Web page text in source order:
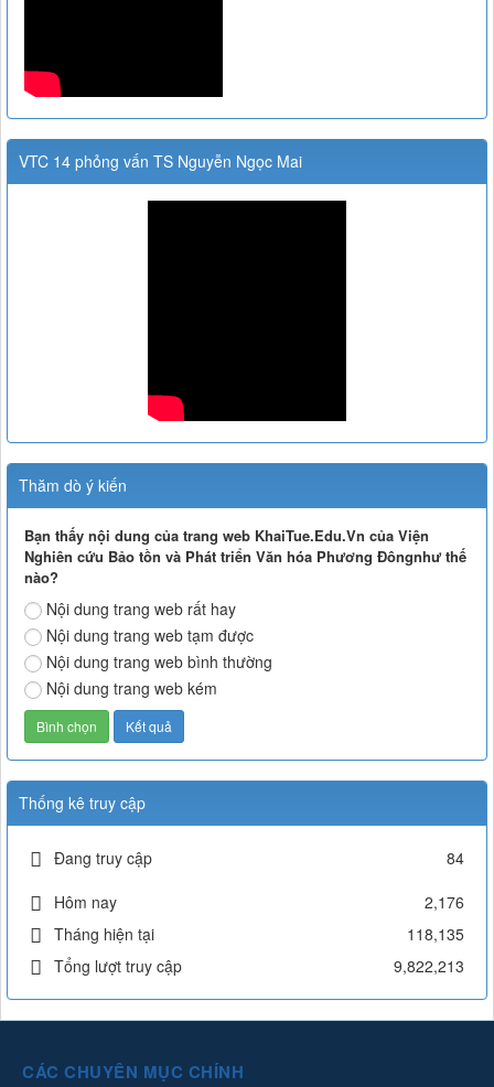
VTC 14 phỏng vấn TS Nguyễn Ngọc Mai
Thăm dò ý kiến
Bạn thấy nội dung của trang web KhaiTue.Edu.Vn của Viện
Nghiên cứu Bảo tồn và Phát triển Văn hóa Phương Đôngnhư thế
nào?
Nội dung trang web rất hay
Nội dung trang web tạm được
Nội dung trang web bình thường
Nội dung trang web kém
Thống kê truy cập
Đang truy cập
84
Hôm nay
2,176
Tháng hiện tại
118,135
Tổng lượt truy cập
9,822,213
CÁC CHUYÊN MỤC CHÍNH